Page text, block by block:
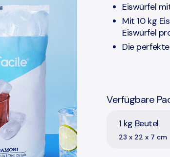
Eiswürfel
Mit 10 kg
Eiswürfel
Die
Verfügbare
1 kg Beutel
23 x 22 x 7 cm